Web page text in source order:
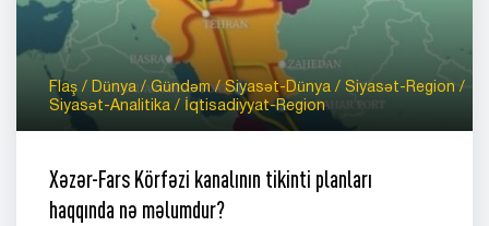
Flaş / Dünya / Gündəm / Siyasət-Dünya / Siyasət-Region /
Siyasət-Analitika / İqtisadiyyat-Region
Xəzər-Fars Körfəzi kanalının tikinti planları
haqqında nə məlumdur?